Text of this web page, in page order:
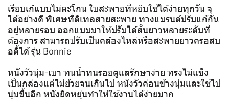
เรียบเก๋แบบไม่ตะโกน ใบสะพายที่หยิบใช้ได้ง่ายทุกวัน จุ
ได้อย่างดี พิเศษที่ดีเทลสายสะพาย ทางแบรนด์ปรับแก้กัน
อยู่หลายรอบ ออกแบบมาให้ปรับได้สั้นยาวหลายระดับที่
ต้องการ สามารถปรับเป็นคล้องไหล่หรือสะพายยาวครอสบ
อดี้ได้ รุ่น Bonnie
หนังวัวนุ่ม-เบา ทนน้ำทนรอยดูแลรักษาง่าย ทรงไม่แข็ง
เป็นกล่องแต่ไม่ย้วยจนเกินไป หนังวัวค่อนข้างนุ่มและใช้ไป
นุ่มขึ้นอีก หนังยืดหยุ่นทำให้ใช้งานได้ง่ายมาก